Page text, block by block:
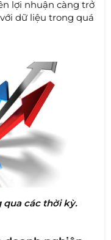
lợi nhuận càng trở
dữ liệu trong quá
qua các thời kỳ.